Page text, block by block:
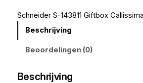
Schneider S-143811 Giftbox
Beschrijving
Beoordelingen (0)
Beschrijving